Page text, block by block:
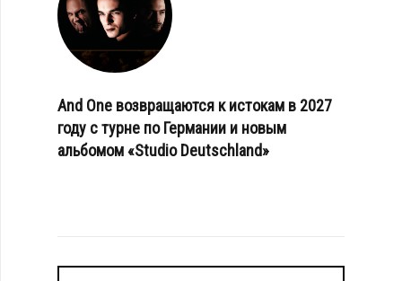
And One возвращаются к истокам в 2027
году с турне по Германии и новым
альбомом «Studio Deutschland»